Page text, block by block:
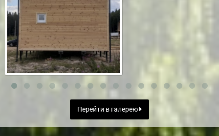
Перейти в галерею